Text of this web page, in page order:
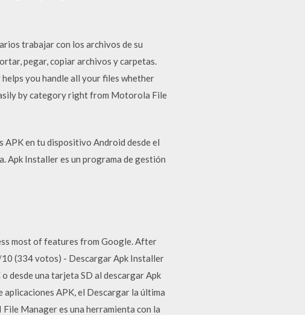
trabajar con los archivos de su
pegar, copiar archivos y carpetas.
you handle all your files whether
by category right from Motorola File
en tu dispositivo Android desde el
Apk Installer es un programa de gestión
most of features from Google. After
(334 votos) - Descargar Apk Installer
desde una tarjeta SD al descargar Apk
APK, el Descargar la última
Manager es una herramienta con la